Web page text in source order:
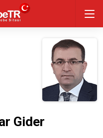
Gider